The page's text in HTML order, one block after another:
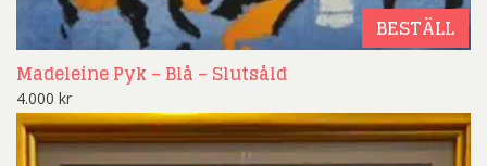
BESTÄLL
Madeleine Pyk – Blå – Slutsåld
4.000 kr